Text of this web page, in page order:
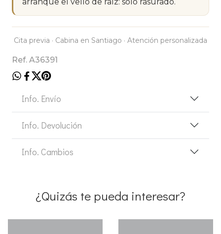
Cita previa · Cabina en Santiago · Atención personalizada
Ref. A36391
Info. Envío
Info. Devolución
Info. Cambios
¿Quizás te pueda interesar?